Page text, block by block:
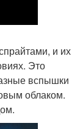
и их
Это
вспышки
облаком.